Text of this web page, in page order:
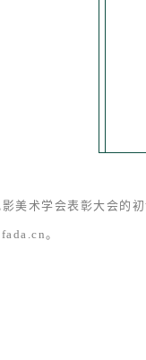
美术学会表彰大会的
。